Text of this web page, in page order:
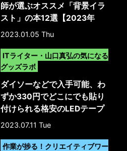
師が選ぶオススメ「背景イラ
スト」の本12選【2023年
版】
2023.01.05 Thu
ITライター・山口真弘の気になる
グッズラボ
ダイソーなどで入手可能、わ
ずか330円でどこにでも貼り
付けられる格安のLEDテープ
ライトを試してみた
2023.07.11 Tue
作業が捗る！クリエイティブワー